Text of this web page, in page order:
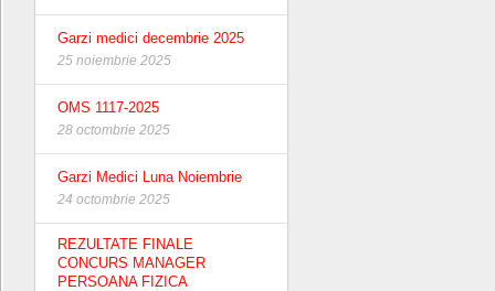
Garzi medici decembrie 2025
25 noiembrie 2025
OMS 1117-2025
28 octombrie 2025
Garzi Medici Luna Noiembrie
24 octombrie 2025
REZULTATE FINALE
CONCURS MANAGER
PERSOANA FIZICA